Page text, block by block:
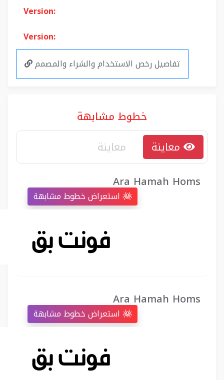
Version:
Version:
تفاصيل رخص الاستخدام والشراء والمصمم
خطوط مشابهة
Ara Hamah Homs
Ara Hamah Homs